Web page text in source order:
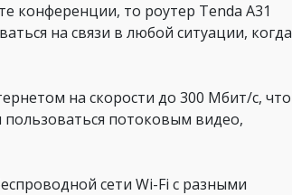
конференции, то роутер Tenda A31
на связи в любой ситуации, когда
на скорости до 300 Мбит/c, что
потоковым видео,
сети Wi-Fi с разными